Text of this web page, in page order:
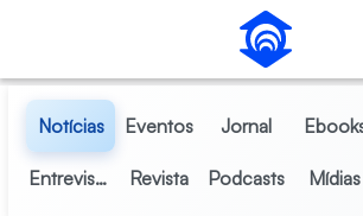
Pular para o Conteúdo principal
Notícias Eventos Jornal
Entrevistas Revista Podcasts Mídias